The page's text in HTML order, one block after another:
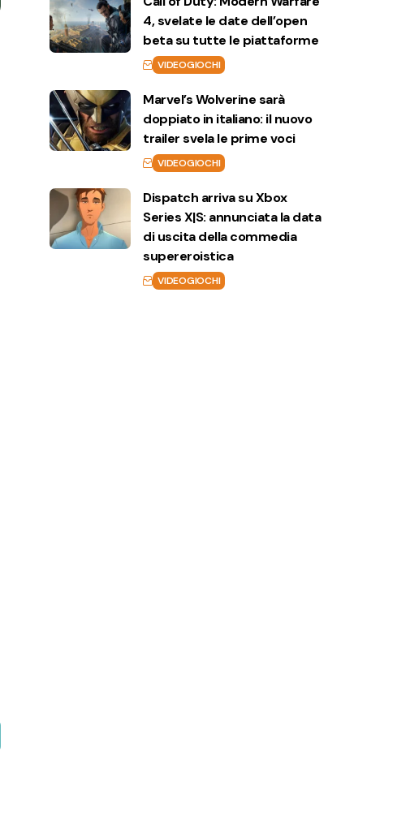
4, svelate le date dell’open
beta su tutte le piattaforme
VIDEOGIOCHI
Marvel’s Wolverine sarà
doppiato in italiano: il nuovo
trailer svela le prime voci
VIDEOGIOCHI
Dispatch arriva su Xbox
Series X|S: annunciata la data
di uscita della commedia
supereroistica
VIDEOGIOCHI